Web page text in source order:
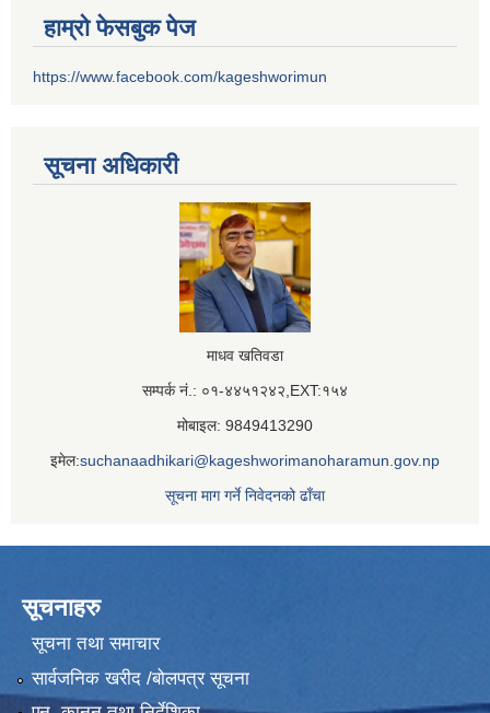
हाम्रो फेसबुक पेज
https://www.facebook.com/kageshworimun
सूचना अधिकारी
माधव खतिवडा
सम्पर्क नं.: ०१-४४५१२४२,EXT:१५४
मोबाइल: 9849413290
इमेल:suchanaadhikari@kageshworimanoharamun.gov.np
सूचना माग गर्ने निवेदनको ढाँचा
सूचनाहरु
सूचना तथा समाचार
सार्वजनिक खरीद /बोलपत्र सूचना